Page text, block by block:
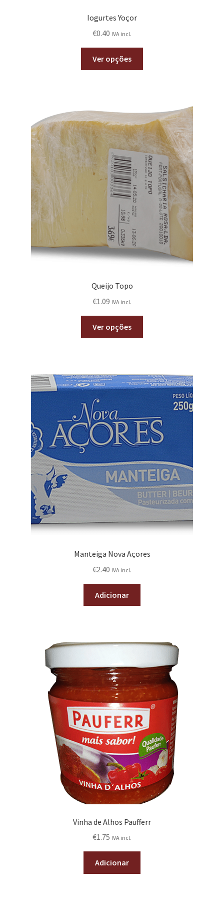
Iogurtes Yoçor
€0.40 IVA incl.
Ver opções
Queijo Topo
€1.09 IVA incl.
Ver opções
Manteiga Nova Açores
€2.40 IVA incl.
Adicionar
Vinha de Alhos Paufferr
€1.75 IVA incl.
Adicionar